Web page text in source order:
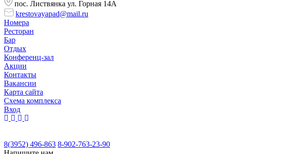
пос. Листвянка ул. Горная 14А
krestovayapad@mail.ru
Номера
Ресторан
Бар
Отдых
Конференц-зал
Акции
Контакты
Вакансии
Карта сайта
Cхема комплекса
Вход
8(3952) 496-863 8-902-763-23-90